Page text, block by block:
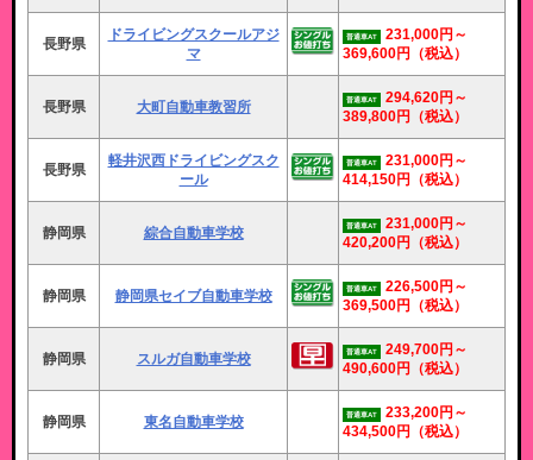
長野県
ドライビングスクールアジ
マ
普通車AT
231,000円～
369,600円
（税込）
長野県 大町自動車教習所 普通車AT
294,620円～
389,800円
（税込）
長野県
軽井沢西ドライビングスク
ール
普通車AT
231,000円～
414,150円
（税込）
静岡県 綜合自動車学校 普通車AT
231,000円～
420,200円
（税込）
静岡県 静岡県セイブ自動車学校 普通車AT
226,500円～
369,500円
（税込）
静岡県 スルガ自動車学校 普通車AT
249,700円～
490,600円
（税込）
静岡県 東名自動車学校 普通車AT
233,200円～
434,500円
（税込）